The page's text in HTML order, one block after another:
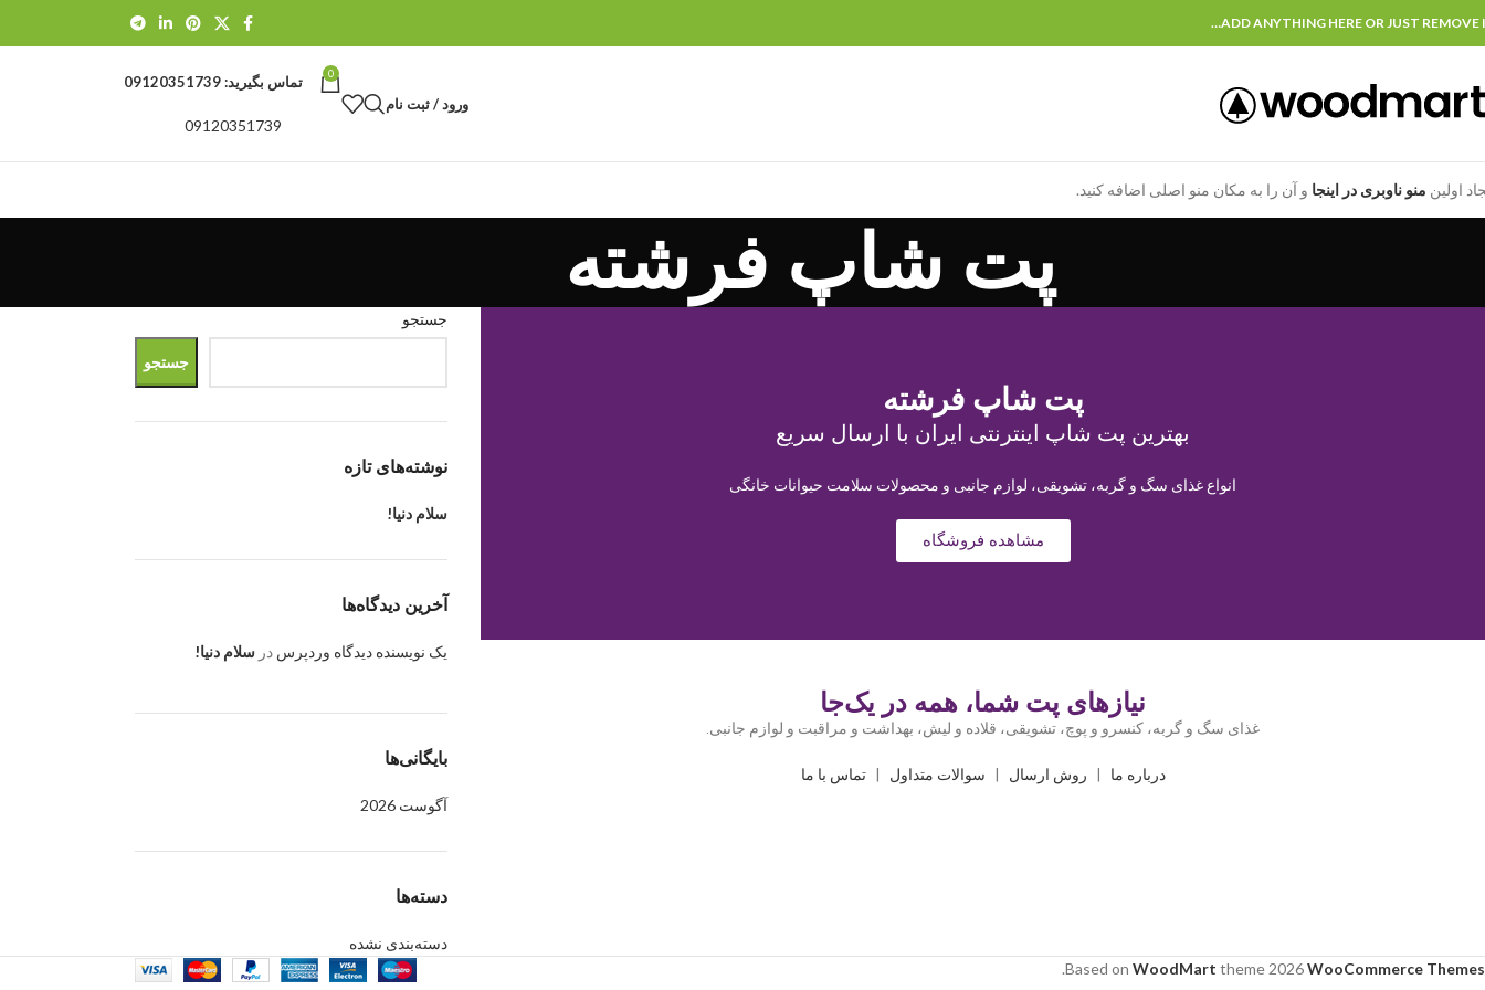
ADD ANYTHING HERE OR JUST REMOVE
ورود / ثبت نام
0 تماس بگیرید:09120351739
09120351739
اولین منو ناوبری در اینجا و آن را به مکان منو اصلی اضافه کنید.
پت شاپ فرشته
پت شاپ فرشته
بهترین پت شاپ اینترنتی ایران با ارسال سریع
انواع غذای سگ و گربه، تشویقی، لوازم جانبی و محصولات سلامت حیوانات خانگی
مشاهده فروشگاه
نیازهای پت شما، همه در یک‌جا
غذای سگ و گربه، کنسرو و پوچ، تشویقی، قلاده و لیش، بهداشت و مراقبت و لوازم جانبی.
درباره ما روش ارسال سوالات متداول |تماس با ما
جستجو
جستجو
نوشته‌های تازه
سلام دنیا!
آخرین دیدگاه‌ها
یک نویسنده دیدگاه وردپرس در سلام دنیا!
بایگانی‌ها
آگوست 2026
دسته‌ها
دسته‌بندی نشده
Based on WoodMart theme 2026WooCommerce Themes
.